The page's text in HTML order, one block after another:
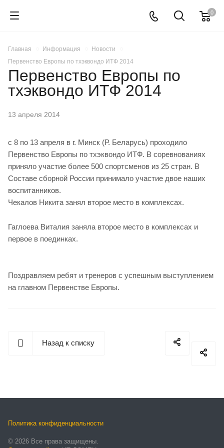
0
Главная Информация
Новости
Первенство Европы по тхэквондо ИТФ 2014
Первенство Европы по
тхэквондо ИТФ 2014
13 апреля 2014
с 8 по 13 апреля в г. Минск (Р. Беларусь) проходило
Первенство Европы по тхэквондо ИТФ. В соревнованиях
приняло участие более 500 спортсменов из 25 стран. В
Составе сборной России принимало участие двое наших
воспитанников.
Чекалов Никита занял второе место в комплексах.
Гаглоева Виталия заняла второе место в комплексах и
первое в поединках.
Поздравляем ребят и тренеров с успешным выступлением
на главном Первенстве Европы.
Назад к списку
Политика конфиденциальности
© 2026 Все права защищены.